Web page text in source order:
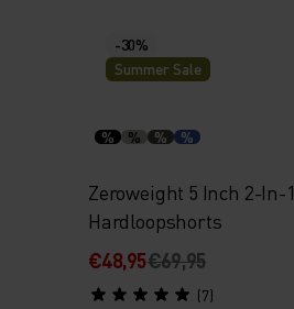
-30%
Summer Sale
% % % %
Zeroweight 5 Inch 2-In-1
Hardloopshorts
€48,95€69,95
(7)